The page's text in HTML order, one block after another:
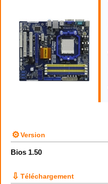
⚙Version
Bios 1.50
⇩ Téléchargement